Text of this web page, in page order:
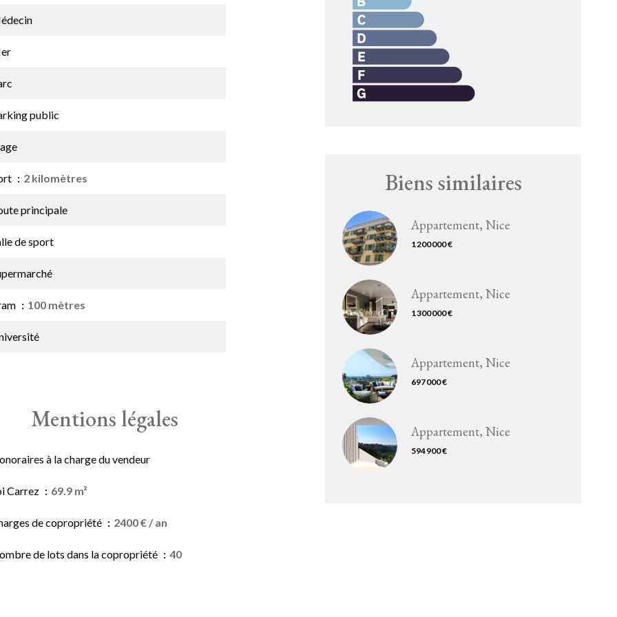
public
2 kilomètres
principale
de sport
100 mètres
Mentions légales
à la charge du vendeur
Carrez 69.9 m²
de copropriété 2400 € / an
de lots dans la copropriété 40
Biens similaires
Appartement, Nice
1 200 000 €
Appartement, Nice
1 300 000 €
Appartement, Nice
697 000 €
Appartement, Nice
594 900 €